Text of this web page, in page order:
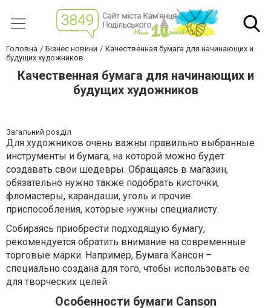
Головна Бізнес новини
Качественная бумага для начинающих и
будущих художников
Качественная бумага для начинающих и
будущих художников
Загальний розділ
Для художников очень важны правильно выбранные
инструменты и бумага, на которой можно будет
создавать свои шедевры. Обращаясь в магазин,
обязательно нужно также подобрать кисточки,
фломастеры, карандаши, уголь и прочие
приспособления, которые нужны специалисту.
Собираясь приобрести подходящую бумагу,
рекомендуется обратить внимание на современные
торговые марки. Например, Бумага Кансон –
специально создана для того, чтобы использовать ее
для творческих целей.
Особенности бумаги Canson